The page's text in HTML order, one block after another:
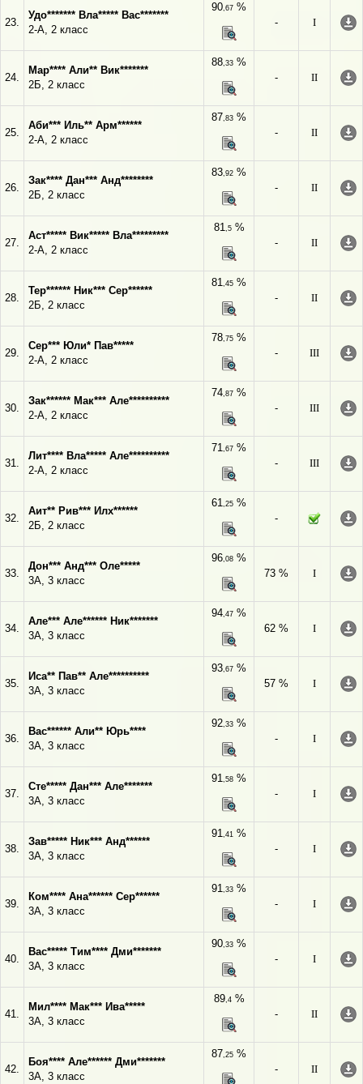
23.
Удо******* Вла***** Вас*******
2-А, 2 класс
90,67 %
-
I
24.
Мар**** Али** Вик*******
2Б, 2 класс
88,33 %
-
II
25.
Аби*** Иль** Арм******
2-А, 2 класс
87,83 %
-
II
26.
Зак**** Дан*** Анд********
2Б, 2 класс
83,92 %
-
II
27.
Аст***** Вик***** Вла*********
2-А, 2 класс
81,5%
-
II
28.
Тер****** Ник*** Сер******
2Б, 2 класс
81,45 %
-
II
29.
Сер*** Юли* Пав*****
2-А, 2 класс
78,75 %
-
III
30.
Зак****** Мак*** Але**********
2-А, 2 класс
74,87 %
-
III
31.
Лит**** Вла***** Але**********
2-А, 2 класс
71,67 %
-
III
32.
Аит** Рив*** Илх******
2Б, 2 класс
61,25 %
-
33.
Дон*** Анд*** Оле*****
3А, 3 класс
96,08 %
73 %
I
34.
Але*** Але****** Ник*******
3А, 3 класс
94,47 %
62 %
I
35.
Иса** Пав** Але**********
3А, 3 класс
93,67 %
57 %
I
36.
Вас****** Али** Юрь****
3А, 3 класс
92,33 %
-
I
37.
Сте***** Дан*** Але*******
3А, 3 класс
91,58 %
-
I
38.
Зав***** Ник*** Анд******
3А, 3 класс
91,41 %
-
I
39.
Ком**** Ана****** Сер******
3А, 3 класс
91,33 %
-
I
40.
Вас***** Тим**** Дми*******
3А, 3 класс
90,33 %
-
I
41.
Мил**** Мак*** Ива*****
3А, 3 класс
89,4%
-
II
42.
Боя**** Але****** Дми*******
3А, 3 класс
87,25 %
-
II